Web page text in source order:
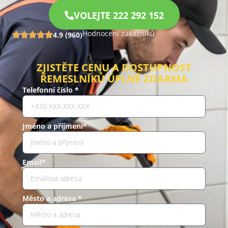
VOLEJTE 222 292 152
4.9 (960)Hodnocení zákazníků
ZJISTĚTE CENU A DOSTUPNOST
ŘEMESLNÍKŮ ÚPLNĚ ZDARMA
Telefonní číslo *
Jméno a příjmení*
Email*
Město a adresa *